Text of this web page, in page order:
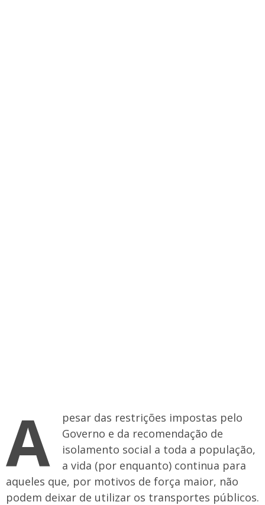
A
pesar das restrições impostas pelo
Governo e da recomendação de
isolamento social a toda a população,
a vida (por enquanto) continua para
aqueles que, por motivos de força maior, não
podem deixar de utilizar os transportes públicos.